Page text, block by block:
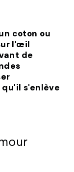
coton ou
l'œil
de
s'enlève